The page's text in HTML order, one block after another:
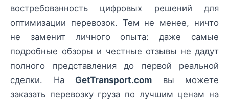
востребованность цифровых решений для
оптимизации перевозок. Тем не менее, ничто
не заменит личного опыта: даже самые
подробные обзоры и честные отзывы не дадут
полного представления до первой реальной
сделки. На GetTransport.com вы можете
заказать перевозку груза по лучшим ценам на